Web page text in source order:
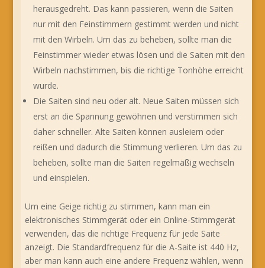
herausgedreht. Das kann passieren, wenn die Saiten
nur mit den Feinstimmern gestimmt werden und nicht
mit den Wirbeln. Um das zu beheben, sollte man die
Feinstimmer wieder etwas lösen und die Saiten mit den
Wirbeln nachstimmen, bis die richtige Tonhöhe erreicht
wurde.
Die Saiten sind neu oder alt. Neue Saiten müssen sich
erst an die Spannung gewöhnen und verstimmen sich
daher schneller. Alte Saiten können ausleiern oder
reißen und dadurch die Stimmung verlieren. Um das zu
beheben, sollte man die Saiten regelmäßig wechseln
und einspielen.
Um eine Geige richtig zu stimmen, kann man ein
elektronisches Stimmgerät oder ein Online-Stimmgerät
verwenden, das die richtige Frequenz für jede Saite
anzeigt. Die Standardfrequenz für die A-Saite ist 440 Hz,
aber man kann auch eine andere Frequenz wählen, wenn